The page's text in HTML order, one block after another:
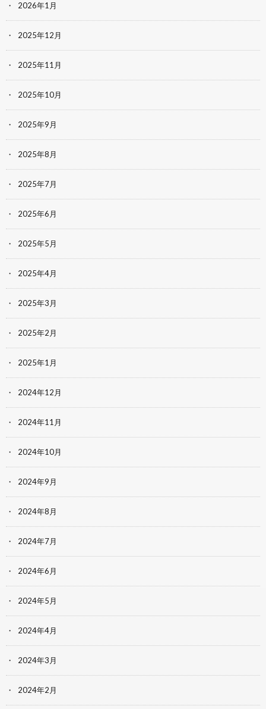
2026年1月
2025年12月
2025年11月
2025年10月
2025年9月
2025年8月
2025年7月
2025年6月
2025年5月
2025年4月
2025年3月
2025年2月
2025年1月
2024年12月
2024年11月
2024年10月
2024年9月
2024年8月
2024年7月
2024年6月
2024年5月
2024年4月
2024年3月
2024年2月